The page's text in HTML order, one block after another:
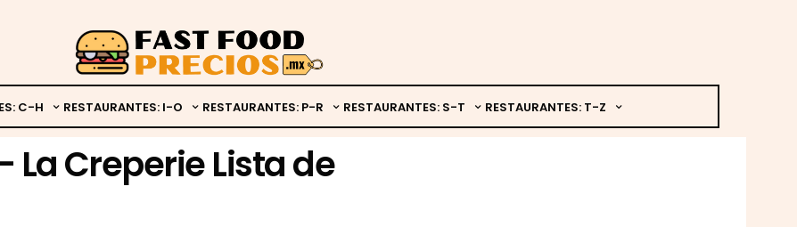
C-H RESTAURANTES: I-O RESTAURANTES: P-R RESTAURANTES: S-T RESTAURANTES: T-Z
La Creperie Lista de